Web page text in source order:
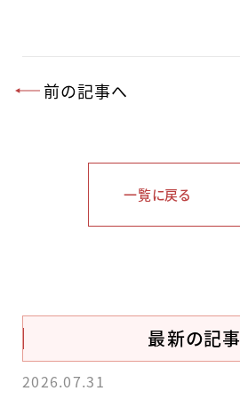
前の記事へ
一覧に戻る
最新の記事
2026.07.31